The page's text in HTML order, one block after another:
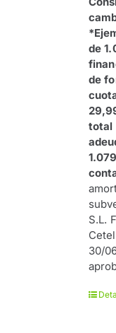
de
de
total
S.L.
30/